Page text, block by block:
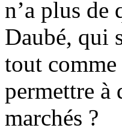
n’a plus de
Daubé, qui
tout
permettre à
marchés ?